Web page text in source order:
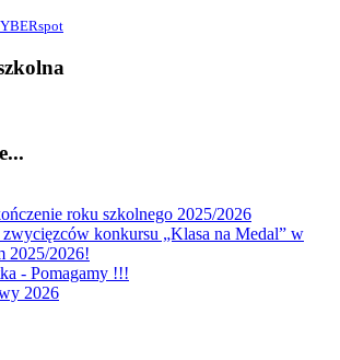
roku szkolnego 2025/2026
konkursu „Klasa na Medal” w
2025/2026!
- Pomagamy !!!
2026